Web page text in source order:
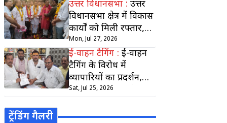
उत्साह
उत्तर विधानसभा : उत्तर
विधानसभा क्षेत्र में विकास
कार्यों को मिली रफ्तार,
कई सड़कों के निर्माण का
हुआ शिलान्यास
Mon, Jul 27, 2026
ई-वाहन टैगिंग : ई-वाहन
टैगिंग के विरोध में
व्यापारियों का प्रदर्शन,
मुख्यमंत्री के नाम सौंपा
Sat, Jul 25, 2026
ट्रेंडिंग गैलरी